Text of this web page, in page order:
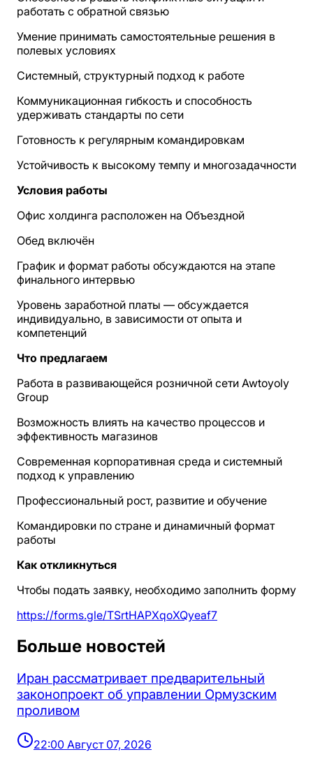
работать с обратной связью
Умение принимать самостоятельные решения в
полевых условиях
Системный, структурный подход к работе
Коммуникационная гибкость и способность
удерживать стандарты по сети
Готовность к регулярным командировкам
Устойчивость к высокому темпу и многозадачности
Условия работы
Офис холдинга расположен на Объездной
Обед включён
График и формат работы обсуждаются на этапе
финального интервью
Уровень заработной платы — обсуждается
индивидуально, в зависимости от опыта и
компетенций
Что предлагаем
Работа в развивающейся розничной сети Awtoyoly
Group
Возможность влиять на качество процессов и
эффективность магазинов
Современная корпоративная среда и системный
подход к управлению
Профессиональный рост, развитие и обучение
Командировки по стране и динамичный формат
работы
Как откликнуться
Чтобы подать заявку, необходимо заполнить форму
https://forms.gle/TSrtHAPXqoXQyeaf7
Больше новостей
Иран рассматривает предварительный
законопроект об управлении Ормузским
проливом
22:00 Август 07, 2026